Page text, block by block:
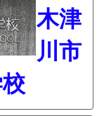
木津
川市